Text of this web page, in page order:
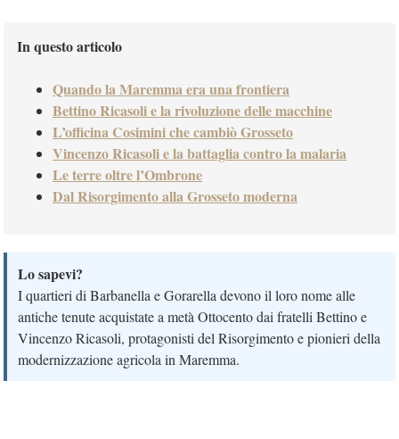
In questo articolo
Quando la Maremma era una frontiera
Bettino Ricasoli e la rivoluzione delle macchine
L’officina Cosimini che cambiò Grosseto
Vincenzo Ricasoli e la battaglia contro la malaria
Le terre oltre l’Ombrone
Dal Risorgimento alla Grosseto moderna
Lo sapevi?
I quartieri di Barbanella e Gorarella devono il loro nome alle
antiche tenute acquistate a metà Ottocento dai fratelli Bettino e
Vincenzo Ricasoli, protagonisti del Risorgimento e pionieri della
modernizzazione agricola in Maremma.